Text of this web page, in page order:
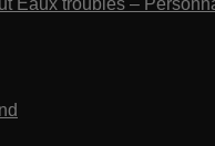
Eaux troubles –